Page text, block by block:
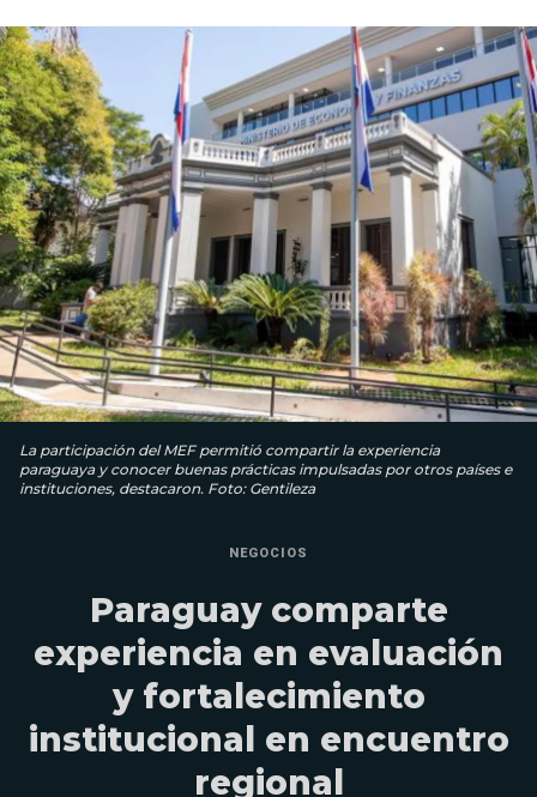
La participación del MEF permitió compartir la experiencia
paraguaya y conocer buenas prácticas impulsadas por otros países e
instituciones, destacaron. Foto: Gentileza
NEGOCIOS
Paraguay comparte
experiencia en evaluación
y fortalecimiento
institucional en encuentro
regional